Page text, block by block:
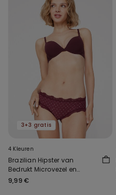
3+3 gratis
4 Kleuren
Brazilian Hipster van
Bedrukt Microvezel en
Gerecycled Kant
9,99 €